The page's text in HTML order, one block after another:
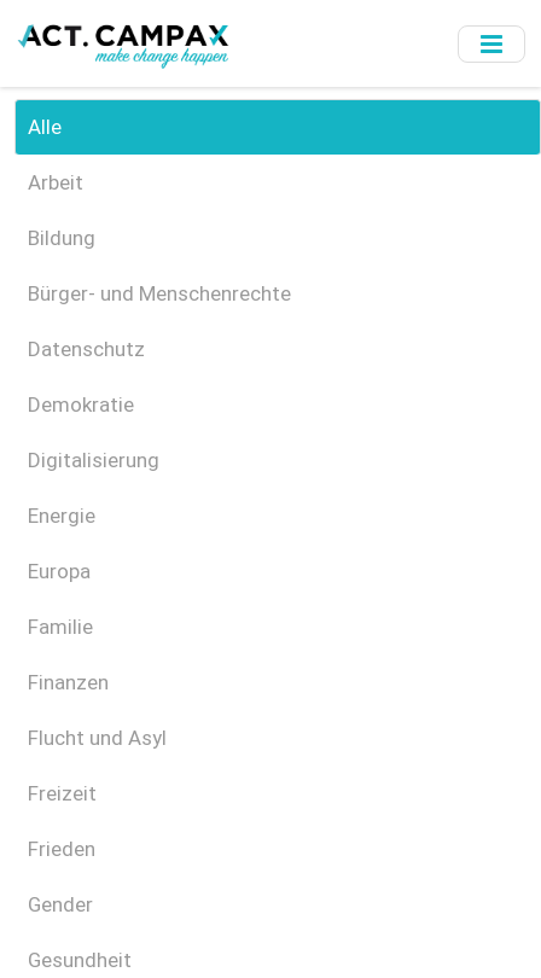
to
content
Alle
Arbeit
Bildung
Bürger- und Menschenrechte
Datenschutz
Demokratie
Digitalisierung
Energie
Europa
Familie
Finanzen
Flucht und Asyl
Freizeit
Frieden
Gender
Gesundheit